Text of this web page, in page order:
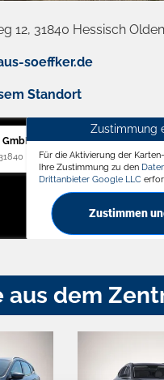
12, 31840 Hessisch
soeffker.de
Standort
GmbH
Hessisch Oldendorf
Zustimmung
Für die Aktivierung der
Ihre Zustimmung zu den
Drittanbieter Google LLC
Zustimmen
aus dem